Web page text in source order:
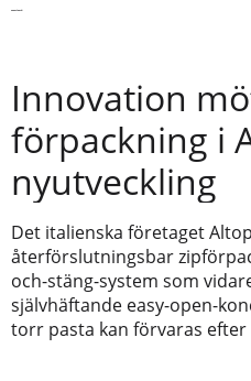
Innovation
förpackning i
nyutveckling
Det italienska företaget
återförslutningsbar
och-stäng-system som
självhäftande easy-open-
torr pasta kan förvaras efter